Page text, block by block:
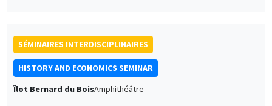
SÉMINAIRES INTERDISCIPLINAIRES
HISTORY AND ECONOMICS SEMINAR
Îlot Bernard du BoisAmphithéâtre